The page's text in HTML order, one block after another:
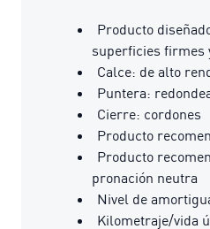
Producto
superficies firmes
Calce: de alto
Puntera:
Cierre: cordones
Producto
Producto
pronación neutra
Nivel de
Kilometraje/vida